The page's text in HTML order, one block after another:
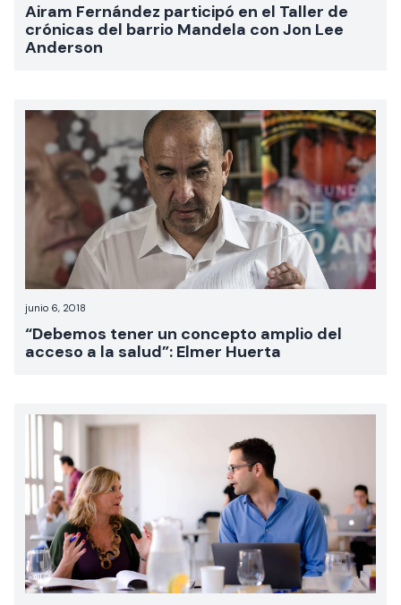
Airam Fernández participó en el Taller de
crónicas del barrio Mandela con Jon Lee
Anderson
junio 6, 2018
“Debemos tener un concepto amplio del
acceso a la salud”: Elmer Huerta